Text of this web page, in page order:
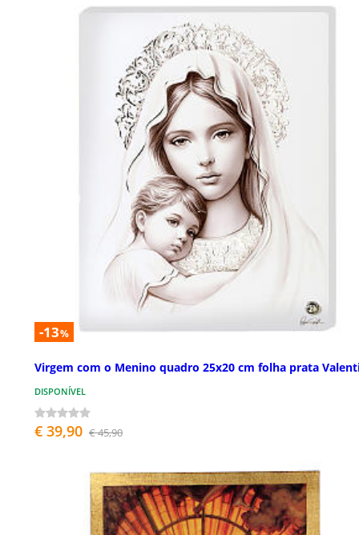
-13%
Virgem com o Menino quadro 25x20 cm folha prata
DISPONÍVEL
€ 39,90 € 45,90